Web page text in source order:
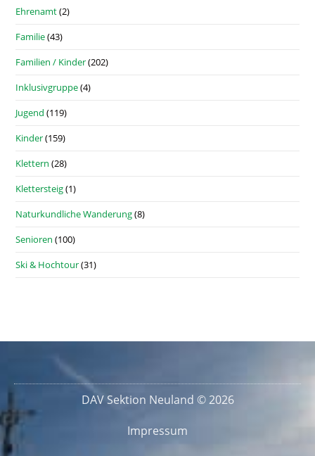
Ehrenamt(2)
Familie(43)
Familien / Kinder(202)
Inklusivgruppe(4)
Jugend (119)
Kinder(159)
Klettern (28)
Klettersteig(1)
Naturkundliche Wanderung(8)
Senioren (100)
Ski & Hochtour(31)
DAV Sektion Neuland © 2026
Impressum